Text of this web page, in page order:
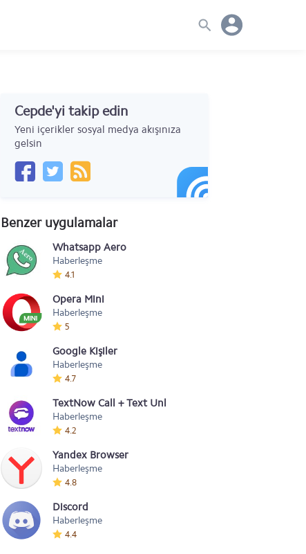
Cepde'yi takip edin
Yeni içerikler sosyal medya akışınıza
gelsin
Benzer uygulamalar
Whatsapp Aero
Haberleşme
4.1
Opera Mini
Haberleşme
5
Google Kişiler
Haberleşme
4.7
TextNow Call + Text Unlimited
Haberleşme
4.2
Yandex Browser
Haberleşme
4.8
Discord
Haberleşme
4.4